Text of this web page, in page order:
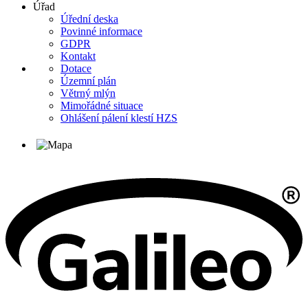
Úřad
Úřední deska
Povinné informace
GDPR
Kontakt
Dotace
Územní plán
Větrný mlýn
Mimořádné situace
Ohlášení pálení klestí HZS